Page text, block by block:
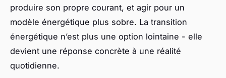
produire son propre courant, et agir pour un
modèle énergétique plus sobre. La transition
énergétique n’est plus une option lointaine - elle
devient une réponse concrète à une réalité
quotidienne.